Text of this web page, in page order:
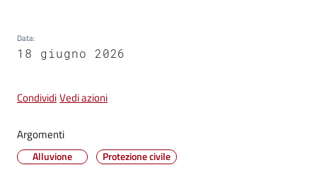
Data:
18 giugno 2026
CondividiVedi azioni
Argomenti
Alluvione Protezione civile